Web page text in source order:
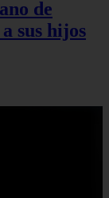
de
sus hijos